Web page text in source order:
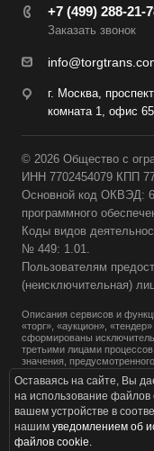
+7 (499) 288-21-
Заказать звонок
г. Москва,
комната 1, офис 65
© 2026 Общество с
ИНН 7702454079 КПП
Основной код ОКВЭД:
программного
Коды видов
№ 449: 1.01.
Пользователям
(неисключительная)
Описания сервисов и
«торг», «аукцион»,
сформированы
третьими лицами
значения,
иными законодательными
должны быть расценены
обязательства.
«торгов», «аукционов»,
Пользовательское
Оставаясь на сайте, Вы
на использование файлов
вашем устройстве в
нашим уведомлением об
файлов cookie.